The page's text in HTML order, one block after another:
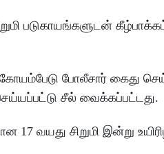
படுகாயங்களுடன்
போலீசார் கைது
சீல் வைக்கப்பட்டது.
வயது சிறுமி இன்று